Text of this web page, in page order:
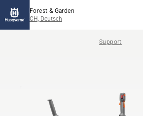
Forest & Garden
CH, Deutsch
Support